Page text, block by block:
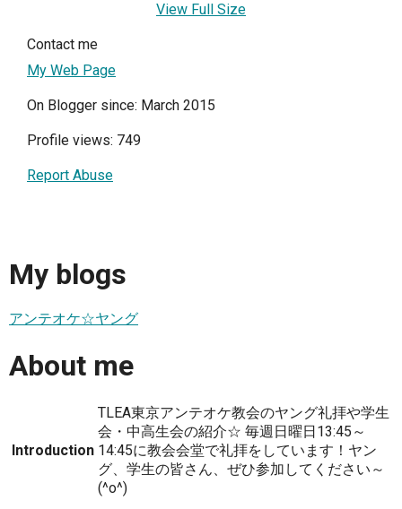
View Full Size
Contact me
My Web Page
On Blogger since: March 2015
Profile views: 749
Report Abuse
My blogs
アンテオケ☆ヤング
About me
Introduction
TLEA東京アンテオケ教会のヤング礼拝や学生
会・中高生会の紹介☆ 毎週日曜日13:45～
14:45に教会会堂で礼拝をしています！ヤン
グ、学生の皆さん、ぜひ参加してください～
(^o^)